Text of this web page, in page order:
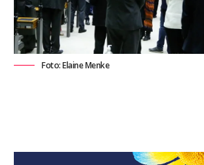
Foto: Elaine Menke